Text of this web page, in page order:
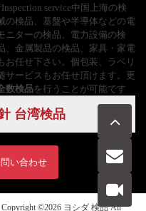
service中国上海の検
の検品、基盤や半導体などの電
ニターの検品、電力設備の検
、金属製品の検品、家具・家電
任せ下さい。個包装、ラベリ
サービスもお任せ頂けます。更
数検品を行うことが可能です
台湾検品
い合わせ
Copyright ©2026 ヨシダ 検品All